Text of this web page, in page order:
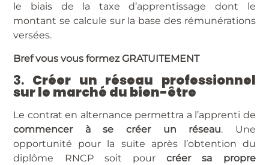
le biais de la taxe d’apprentissage dont le
montant se calcule sur la base des rémunérations
versées.
Bref vous vous formez GRATUITEMENT
3. Créer un réseau professionnel
sur le marché du bien-être
Le contrat en alternance permettra a l’apprenti de
commencer à se créer un réseau. Une
opportunité pour la suite après l’obtention du
diplôme RNCP soit pourcréer sa propre